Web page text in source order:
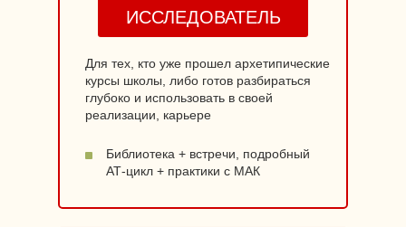
Для тех, кто уже прошел архетипические
курсы школы, либо готов разбираться
глубоко и использовать в своей
реализации, карьере
Библиотека + встречи, подробный
АТ-цикл + практики с МАК
ИССЛЕДОВАТЕЛЬ